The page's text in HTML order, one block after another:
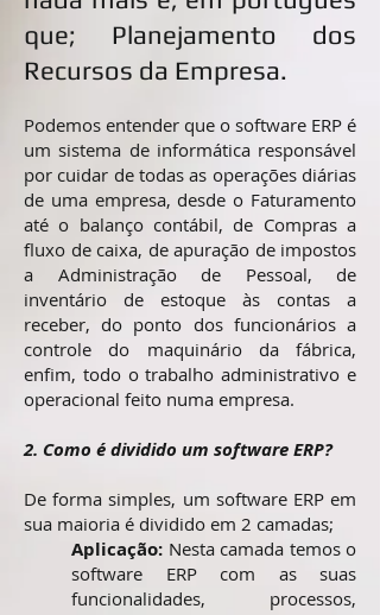
que; Planejamento dos
Recursos da Empresa.
Podemos entender que o software ERP é
um sistema de informática responsável
por cuidar de todas as operações diárias
de uma empresa, desde o Faturamento
até o balanço contábil, de Compras a
fluxo de caixa, de apuração de impostos
a Administração de Pessoal, de
inventário de estoque às contas a
receber, do ponto dos funcionários a
controle do maquinário da fábrica,
enfim, todo o trabalho administrativo e
operacional feito numa empresa.
2. Como é dividido um software ERP?
De forma simples, um software ERP em
sua maioria é dividido em 2 camadas;
Aplicação: Nesta camada temos o
software ERP com as suas
funcionalidades, processos,